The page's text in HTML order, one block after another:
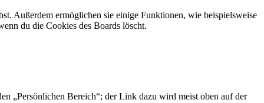
Außerdem ermöglichen sie einige Funktionen, wie beispielsweise
du die Cookies des Boards löscht.
„Persönlichen Bereich“; der Link dazu wird meist oben auf der